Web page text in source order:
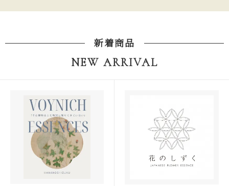
新着商品
NEW ARRIVAL